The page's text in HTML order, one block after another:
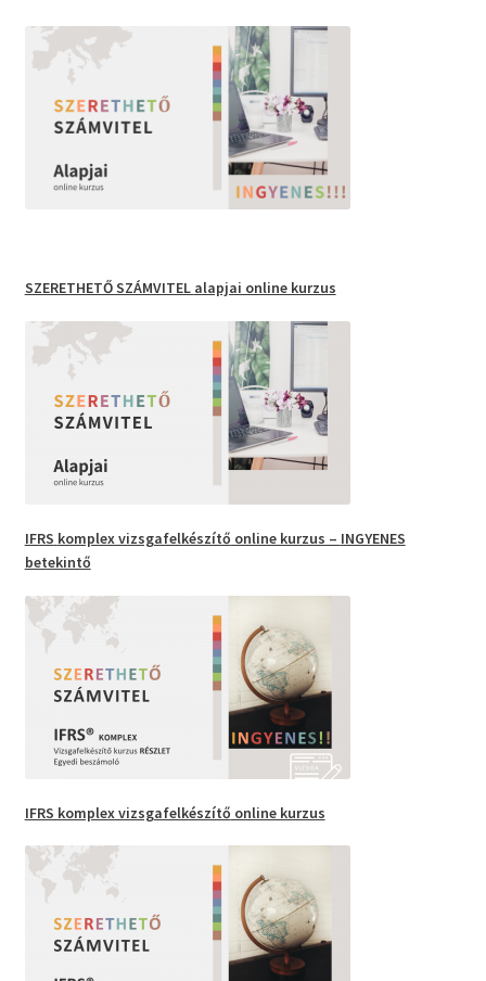
SZERETHETŐ SZÁMVITEL alapjai online kurzus
IFRS komplex vizsgafelkészítő online kurzus – INGYENES
betekintő
IFRS komplex vizsgafelkészítő online kurzus